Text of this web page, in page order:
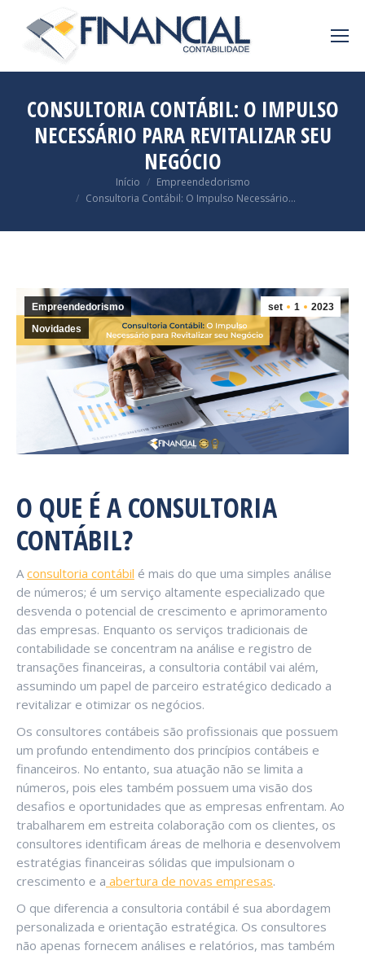
CONSULTORIA CONTÁBIL: O IMPULSO
NECESSÁRIO PARA REVITALIZAR SEU
NEGÓCIO
Início
Empreendedorismo
Consultoria Contábil: O Impulso Necessário…
set 1 2023
Empreendedorismo
Novidades
O QUE É A CONSULTORIA
CONTÁBIL?
Aconsultoria contábil é mais do que uma simples análise
de números; é um serviço altamente especializado que
desvenda o potencial de crescimento e aprimoramento
das empresas. Enquanto os serviços tradicionais de
contabilidade se concentram na análise e registro de
transações financeiras, a consultoria contábil vai além,
assumindo um papel de parceiro estratégico dedicado a
revitalizar e otimizar os negócios.
Os consultores contábeis são profissionais que possuem
um profundo entendimento dos princípios contábeis e
financeiros. No entanto, sua atuação não se limita a
números, pois eles também possuem uma visão dos
desafios e oportunidades que as empresas enfrentam. Ao
trabalharem em estreita colaboração com os clientes, os
consultores identificam áreas de melhoria e desenvolvem
estratégias financeiras sólidas que impulsionam o
crescimento e a abertura de novas empresas.
O que diferencia a consultoria contábil é sua abordagem
personalizada e orientação estratégica. Os consultores
não apenas fornecem análises e relatórios, mas também